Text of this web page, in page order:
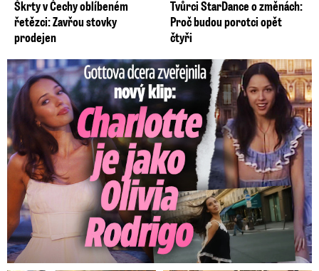
Škrty v Čechy oblíbeném
řetězci: Zavřou stovky
prodejen
Tvůrci StarDance o změnách:
Proč budou porotci opět
čtyři
Gottova dcera zveřejnila nový klip: Je jako Olivie Rodrigo!